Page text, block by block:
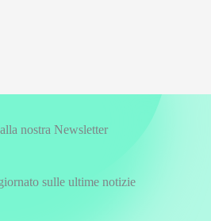
nostra Newsletter
sulle ultime notizie